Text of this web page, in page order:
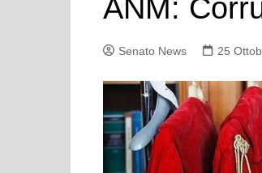
ANM:
Senato News 25